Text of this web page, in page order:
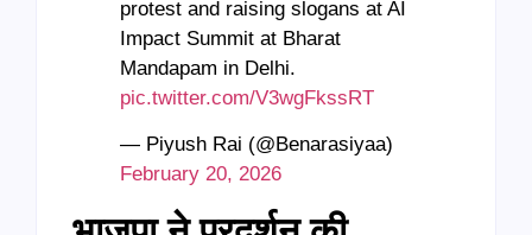
protest and raising slogans at AI
Impact Summit at Bharat
Mandapam in Delhi.
pic.twitter.com/V3wgFkssRT
— Piyush Rai (@Benarasiyaa)
February 20, 2026